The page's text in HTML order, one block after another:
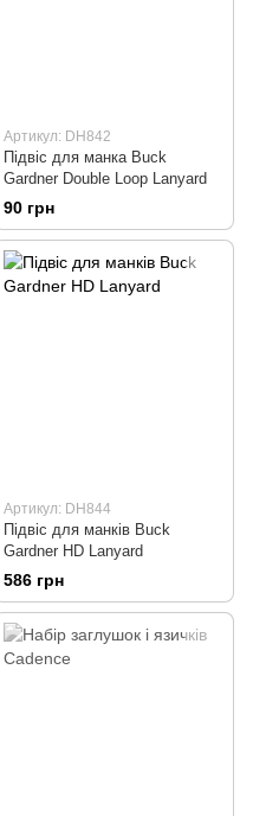
Артикул: DH842
Підвіс для манка Buck
Gardner Double Loop Lanyard
90 грн
Артикул: DH844
Підвіс для манків Buck
Gardner HD Lanyard
586 грн